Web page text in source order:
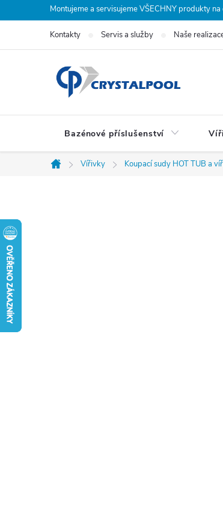
na
Montujeme a servisujeme VŠECHNY produkty
Kontakty Servis a služby Naše
Bazénové příslušenství
Domů
Vířivky Koupací sudy HOT TUB a